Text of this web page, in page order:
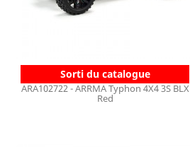
Sorti du catalogue
ARA102722 - ARRMA Typhon 4X4 3S BLX
Red